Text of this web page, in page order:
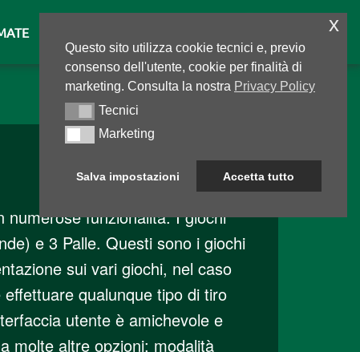
funzionalità. I giochi
e 3 Palle. Questi sono i giochi
sui vari giochi, nel caso
qualunque tipo di tiro
utente è amichevole e
molte altre opzioni: modalità
Questo sito utilizza cookie tecnici e, previo
consenso dell'utente, cookie per finalità di
marketing. Consulta la nostra Privacy Policy
TecniciTecnici
MarketingMarketing
Salva impostazioni Accetta tutto
x